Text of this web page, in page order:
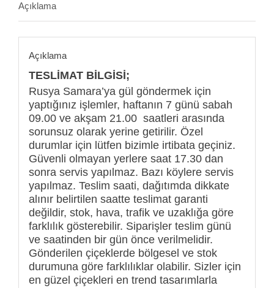
Açıklama
Açıklama
TESLİMAT BİLGİSİ;
Rusya Samara’ya gül göndermek için
yaptığınız işlemler, haftanın 7 günü sabah
09.00 ve akşam 21.00 saatleri arasında
sorunsuz olarak yerine getirilir. Özel
durumlar için lütfen bizimle irtibata geçiniz.
Güvenli olmayan yerlere saat 17.30 dan
sonra servis yapılmaz. Bazı köylere servis
yapılmaz. Teslim saati, dağıtımda dikkate
alınır belirtilen saatte teslimat garanti
değildir, stok, hava, trafik ve uzaklığa göre
farklılık gösterebilir. Siparişler teslim günü
ve saatinden bir gün önce verilmelidir.
Gönderilen çiçeklerde bölgesel ve stok
durumuna göre farklılıklar olabilir. Sizler için
en güzel çiçekleri en trend tasarımlarla